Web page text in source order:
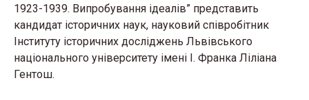
1923-1939. Випробування ідеалів” представить
кандидат історичних наук, науковий співробітник
Інституту історичних досліджень Львівського
національного університету імені І. Франка Ліліана
Гентош.